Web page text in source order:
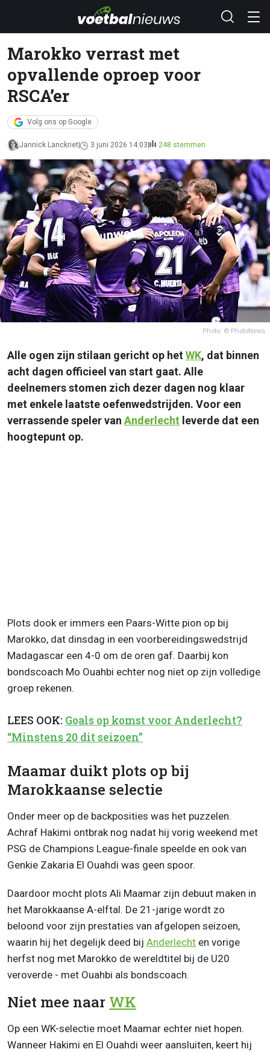
Marokko verrast met
opvallende oproep voor
RSCA’er
Volg ons op Google
Jannick Lanckriet 3 juni 2026 14:03 248 stemmen
Photo: © PhotoNews
Alle ogen zijn stilaan gericht op hetWK, dat binnen
acht dagen officieel van start gaat. Alle
deelnemers stomen zich dezer dagen nog klaar
met enkele laatste oefenwedstrijden. Voor een
verrassende speler van Anderlecht leverde dat een
hoogtepunt op.
Plots dook er immers een Paars-Witte pion op bij
Marokko, dat dinsdag in een voorbereidingswedstrijd
Madagascar een 4-0 om de oren gaf. Daarbij kon
bondscoach Mo Ouahbi echter nog niet op zijn volledige
groep rekenen.
LEES OOK: Goals op komst voor Anderlecht?
“Minstens 20 dit seizoen”
Maamar duikt plots op bij
Marokkaanse selectie
Onder meer op de backposities was het puzzelen.
Achraf Hakimi ontbrak nog nadat hij vorig weekend met
PSG de Champions League-finale speelde en ook van
Genkie Zakaria El Ouahdi was geen spoor.
Daardoor mocht plots Ali Maamar zijn debuut maken in
het Marokkaanse A-elftal. De 21-jarige wordt zo
beloond voor zijn prestaties van afgelopen seizoen,
waarin hij het degelijk deed bij Anderlecht en vorige
herfst nog met Marokko de wereldtitel bij de U20
veroverde - met Ouahbi als bondscoach.
Niet mee naar WK
Op een WK-selectie moet Maamar echter niet hopen.
Wanneer Hakimi en El Ouahdi weer aansluiten, keert hij